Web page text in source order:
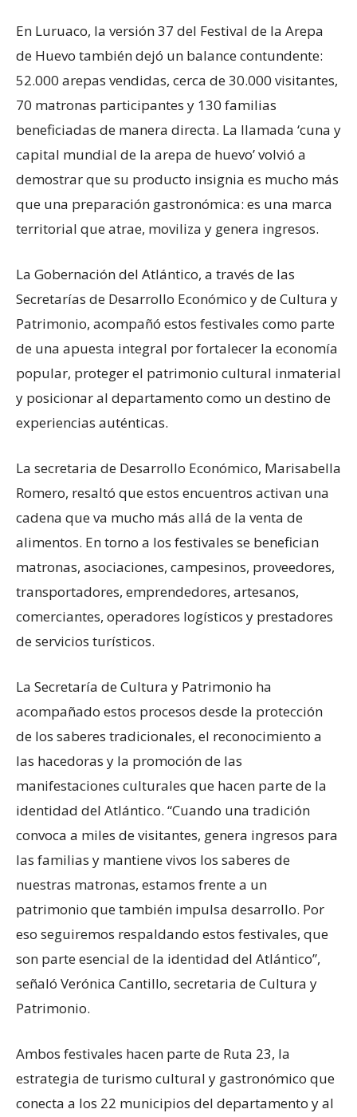
En Luruaco, la versión 37 del Festival de la Arepa
de Huevo también dejó un balance contundente:
52.000 arepas vendidas, cerca de 30.000 visitantes,
70 matronas participantes y 130 familias
beneficiadas de manera directa. La llamada ‘cuna y
capital mundial de la arepa de huevo’ volvió a
demostrar que su producto insignia es mucho más
que una preparación gastronómica: es una marca
territorial que atrae, moviliza y genera ingresos.
La Gobernación del Atlántico, a través de las
Secretarías de Desarrollo Económico y de Cultura y
Patrimonio, acompañó estos festivales como parte
de una apuesta integral por fortalecer la economía
popular, proteger el patrimonio cultural inmaterial
y posicionar al departamento como un destino de
experiencias auténticas.
La secretaria de Desarrollo Económico, Marisabella
Romero, resaltó que estos encuentros activan una
cadena que va mucho más allá de la venta de
alimentos. En torno a los festivales se benefician
matronas, asociaciones, campesinos, proveedores,
transportadores, emprendedores, artesanos,
comerciantes, operadores logísticos y prestadores
de servicios turísticos.
La Secretaría de Cultura y Patrimonio ha
acompañado estos procesos desde la protección
de los saberes tradicionales, el reconocimiento a
las hacedoras y la promoción de las
manifestaciones culturales que hacen parte de la
identidad del Atlántico. “Cuando una tradición
convoca a miles de visitantes, genera ingresos para
las familias y mantiene vivos los saberes de
nuestras matronas, estamos frente a un
patrimonio que también impulsa desarrollo. Por
eso seguiremos respaldando estos festivales, que
son parte esencial de la identidad del Atlántico”,
señaló Verónica Cantillo, secretaria de Cultura y
Patrimonio.
Ambos festivales hacen parte de Ruta 23, la
estrategia de turismo cultural y gastronómico que
conecta a los 22 municipios del departamento y al